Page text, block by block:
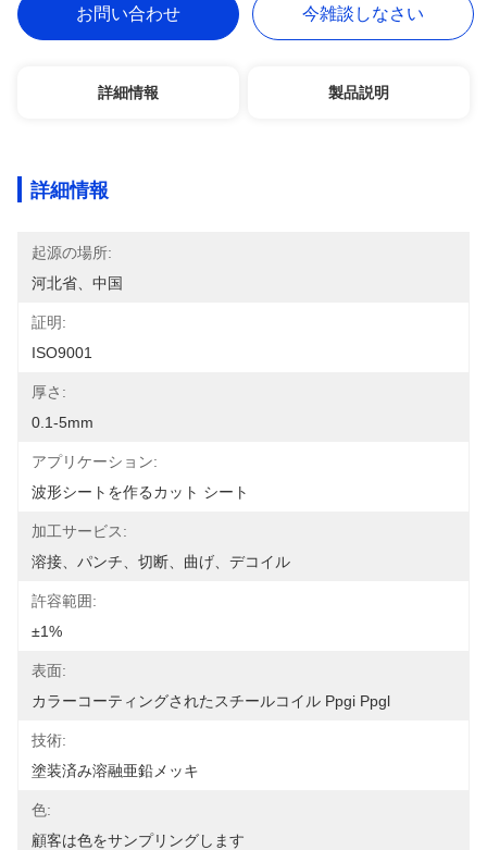
お問い合わせ 今雑談しなさい
詳細情報 製品説明
詳細情報
起源の場所:
河北省、中国
証明:
ISO9001
厚さ:
0.1-5mm
アプリケーション:
波形シートを作るカット シート
加工サービス:
溶接、パンチ、切断、曲げ、デコイル
許容範囲:
±1%
表面:
カラーコーティングされたスチールコイル Ppgi Ppgl
技術:
塗装済み溶融亜鉛メッキ
色:
顧客は色をサンプリングします